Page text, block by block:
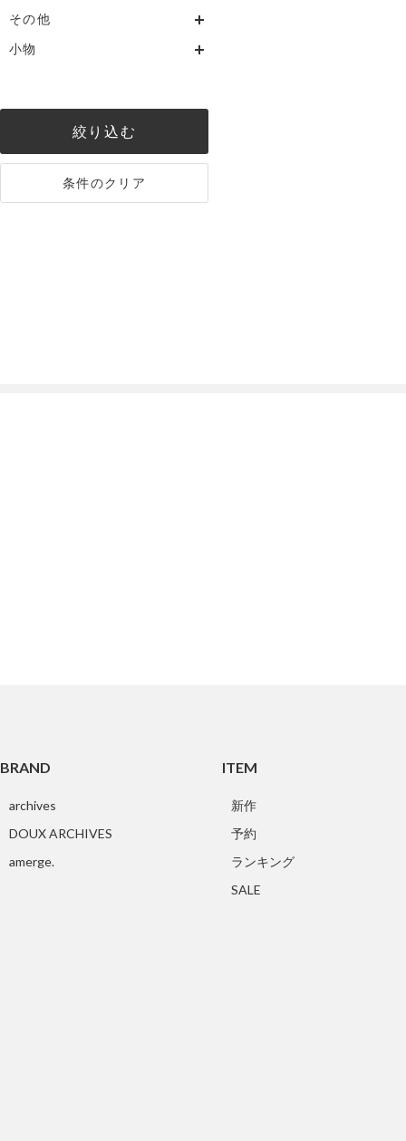
その他
小物
絞り込む
条件のクリア
BRAND
archives
DOUX ARCHIVES
amerge.
ITEM
新作
予約
ランキング
SALE